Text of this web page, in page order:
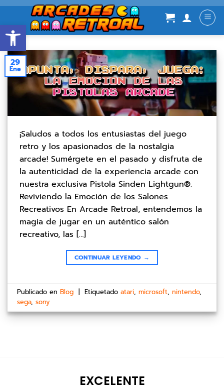
Abrir barra de herramientas
29
Ene
¡Saludos a todos los entusiastas del juego
retro y los apasionados de la nostalgia
arcade! Sumérgete en el pasado y disfruta de
la autenticidad de la experiencia arcade con
nuestra exclusiva Pistola Sinden Lightgun®.
Reviviendo la Emoción de los Salones
Recreativos En Arcade Retroal, entendemos la
magia de jugar en un auténtico salón
recreativo, las […]
CONTINUAR LEYENDO →
Publicado enBlog | Etiquetadoatari,microsoft,nintendo,
sega,sony
EXCELENTE